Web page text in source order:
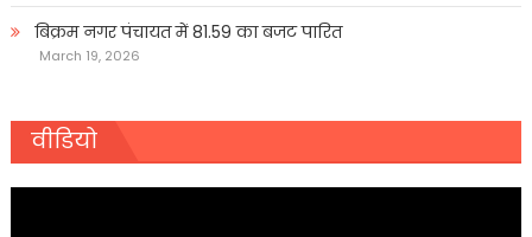
बिक्रम नगर पंचायत में 81.59 का बजट पारित
March 19, 2026
वीडियो